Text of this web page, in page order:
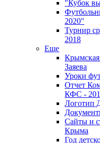
"Кубок
2020"
Турнир
2018
Еще
Заяева
Уроки
Отчет
КФС -
Сайты и
Крыма
Год